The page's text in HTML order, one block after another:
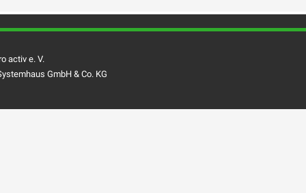
activ e. V.
GmbH & Co. KG